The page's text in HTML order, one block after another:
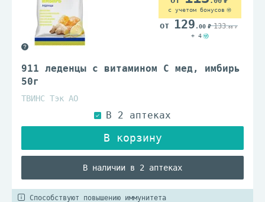
911 леденцы с витамином C мед, имбирь
50г
ТВИНС Тэк АО
В наличии в 2 аптеках
с учетом бонусов
129 .00 133.00
+ 4
Способствуют повышению иммунитета